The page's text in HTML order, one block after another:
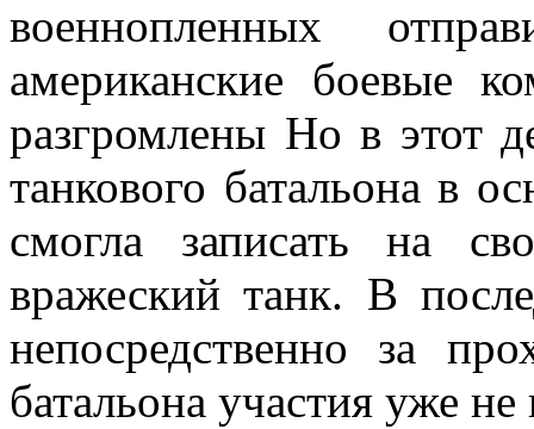
военнопленных
американские боевые
разгромлены Но в этот
танкового батальона в
смогла записать на
вражеский танк. В
непосредственно за
батальона участия уже